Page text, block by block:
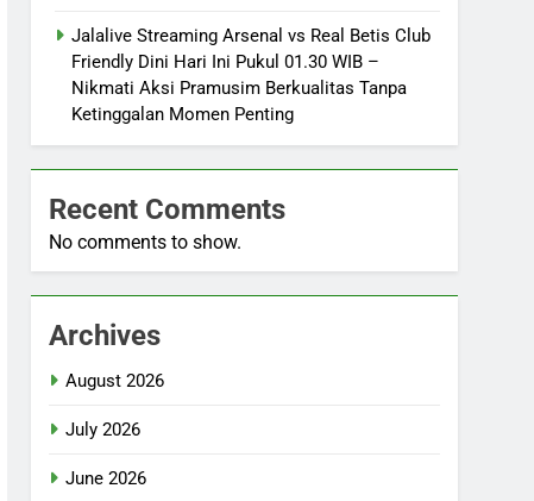
Jalalive Streaming Arsenal vs Real Betis Club
Friendly Dini Hari Ini Pukul 01.30 WIB –
Nikmati Aksi Pramusim Berkualitas Tanpa
Ketinggalan Momen Penting
Recent Comments
No comments to show.
Archives
August 2026
July 2026
June 2026